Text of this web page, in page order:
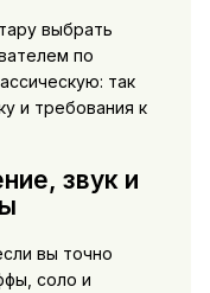
выбрать
по
так
и требования к
звук и
вы точно
соло и